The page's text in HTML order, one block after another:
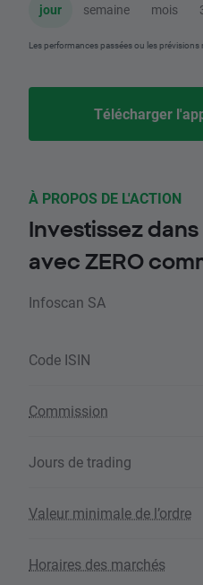
jour semaine mois
Les performances passées ou les
Télécharger
À PROPOS DE L'ACTION
Investissez
avec ZERO
Infoscan SA
Code ISIN
Commission
Jours de trading
Valeur minimale de l’ordre
Horaires des marchés